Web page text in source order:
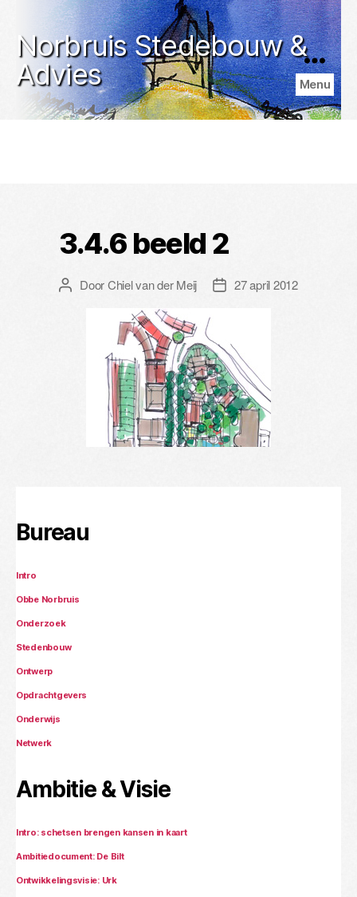
Norbruis Stedebouw &
Advies
Menu
3.4.6 beeld 2
Berichtauteur
DoorChiel van der Meij Berichtdatum
27 april 2012
Bureau
Intro
Obbe Norbruis
Onderzoek
Stedenbouw
Ontwerp
Opdrachtgevers
Onderwijs
Netwerk
Ambitie & Visie
Intro: schetsen brengen kansen in kaart
Ambitiedocument: De Bilt
Ontwikkelingsvisie: Urk